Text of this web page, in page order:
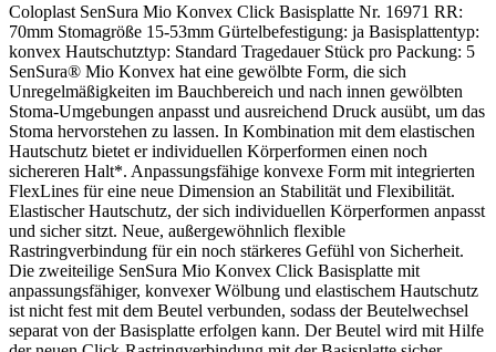
Coloplast SenSura Mio Konvex Click Basisplatte Nr. 16971 RR:
70mm Stomagröße 15-53mm Gürtelbefestigung: ja Basisplattentyp:
konvex Hautschutztyp: Standard Tragedauer Stück pro Packung: 5
SenSura® Mio Konvex hat eine gewölbte Form, die sich
Unregelmäßigkeiten im Bauchbereich und nach innen gewölbten
Stoma-Umgebungen anpasst und ausreichend Druck ausübt, um das
Stoma hervorstehen zu lassen. In Kombination mit dem elastischen
Hautschutz bietet er individuellen Körperformen einen noch
sichereren Halt*. Anpassungsfähige konvexe Form mit integrierten
FlexLines für eine neue Dimension an Stabilität und Flexibilität.
Elastischer Hautschutz, der sich individuellen Körperformen anpasst
und sicher sitzt. Neue, außergewöhnlich flexible
Rastringverbindung für ein noch stärkeres Gefühl von Sicherheit.
Die zweiteilige SenSura Mio Konvex Click Basisplatte mit
anpassungsfähiger, konvexer Wölbung und elastischem Hautschutz
ist nicht fest mit dem Beutel verbunden, sodass der Beutelwechsel
separat von der Basisplatte erfolgen kann. Der Beutel wird mit Hilfe